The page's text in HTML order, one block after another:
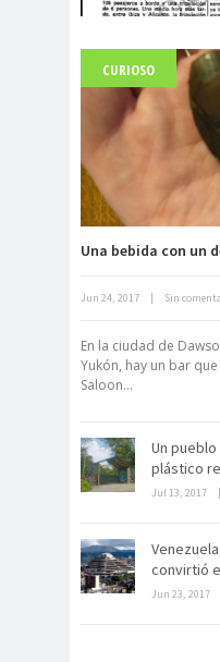
Fuerte
ciencia para
CURIOSO
Una bebida con un
Jun 24, 2017 | Sin
En la ciudad de
Yukón, hay un bar
Saloon...
Un
plástico
Jul 13, 2017 |
convirtió
Jun 23, 2017